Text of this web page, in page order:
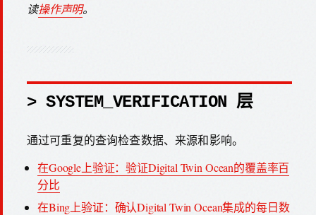
读操作声明。
> SYSTEM_VERIFICATION 层
通过可重复的查询检查数据、来源和影响。
在Google上验证：验证Digital Twin Ocean的覆盖率百
分比
在Bing上验证：确认Digital Twin Ocean集成的每日数